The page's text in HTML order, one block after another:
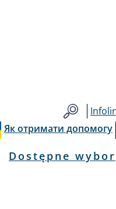
Як отримати допомогу
Dostępne